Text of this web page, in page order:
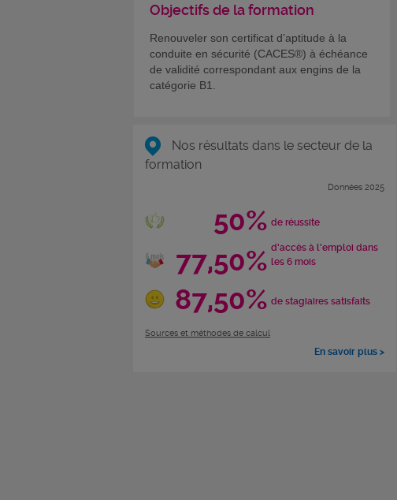
Objectifs de la formation
Renouveler son certificat d’aptitude à la
conduite en sécurité (CACES®) à échéance
de validité correspondant aux engins de la
catégorie B1.
Nos résultats dans le secteur de la
formation
Données 2025
50% de réussite
77,50% d'accès à l'emploi dans
les 6 mois
87,50% de stagiaires satisfaits
Sources et méthodes de calcul
En savoir plus >